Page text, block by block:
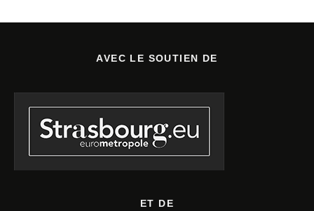
AVEC LE SOUTIEN DE
ET DE